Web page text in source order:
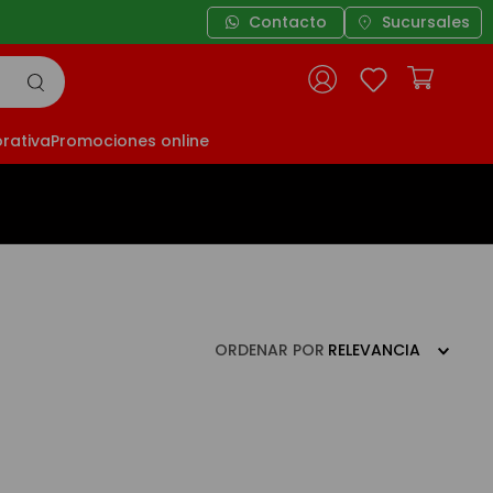
Contacto Sucursales
Promociones online
ORDENAR POR RELEVANCIA